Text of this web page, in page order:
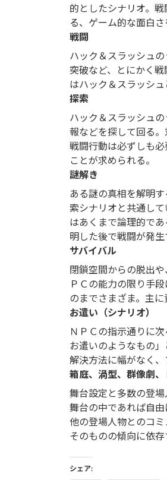
的としたシナリオ。
る、ゲーム的な面白さ
戦闘
ハック＆スラッシュ
突破など、とにかく
はハック＆スラッシュ
探索
ハック＆スラッシュ
報などを探して回る
戦闘行動は必ずしも
ことが求められる。
謎解き
ある謎の真相を解明
索シナリオと共通し
はあくまで論理的で
明した後で戦闘が発生
サバイバル
閉鎖空間からの脱出
ＰＣの能力の限り手
のまでさまざま。主に
お遣い（シナリオ）
ＮＰＣの指示通りに
お遣いのようなもの
解決方法に幅がなく
箱庭、渦型、群像劇、
舞台設定と多数の登
舞台の中であれば自
他の登場人物とのコ
そのものの傾向に依存
シェア: